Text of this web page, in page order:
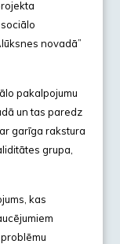
novadā”
pakalpojumu
un tas paredz
garīga rakstura
grupa,
kas